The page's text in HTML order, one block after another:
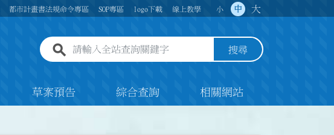
都市計畫書法規命令專區 SOP專區 logo下載 線上教學 小 中 大
全站查詢關鍵字欄位 搜尋
草案預告 綜合查詢 相關網站